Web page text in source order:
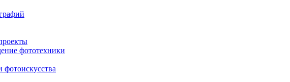
фототехники
фотоискусства